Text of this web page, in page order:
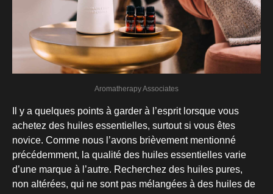
Aromatherapy Associates
Il y a quelques points à garder à l’esprit lorsque vous
achetez des huiles essentielles, surtout si vous êtes
novice. Comme nous l’avons brièvement mentionné
précédemment, la qualité des huiles essentielles varie
d’une marque à l’autre. Recherchez des huiles pures,
non altérées, qui ne sont pas mélangées à des huiles de